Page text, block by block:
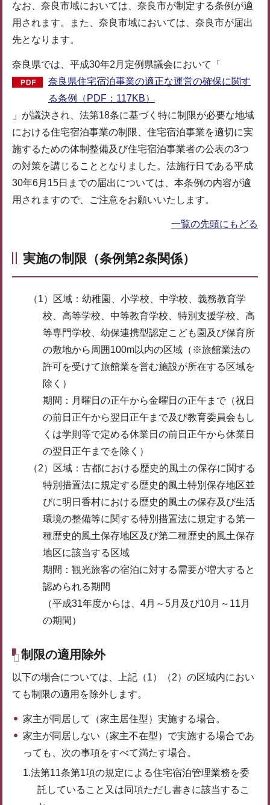
なお、奈良市域においては、奈良市が制定する条例が適
用されます。また、奈良市域においては、奈良市が届出
先となります。
奈良県では、平成30年2月定例県議会において「
奈良県住宅宿泊事業の適正な運営の確保に関す
る条例（PDF：117KB）
」が議決され、法第18条に基づく特に制限が必要な地域
における住宅宿泊事業の制限、住宅宿泊事業を適切に実
施するための体制整備及び住宅宿泊事業者の公表の3つ
の対策を講じることとなりました。法施行日である平成
30年6月15日までの届出については、本条例の内容が適
用されますので、ご注意をお願いいたします。
一覧の先頭にもどる
実施の制限（条例第2条関係）
（1）区域：幼稚園、小学校、中学校、義務教育学
校、高等学校、中等教育学校、特別支援学校、高
等専門学校、幼保連携型認定こども園及び保育所
の敷地から周囲100m以内の区域（※旅館業法の
許可を受けて旅館業を営む施設が所在する区域を
除く）
期間：月曜日の正午から金曜日の正午まで（祝日
の前日正午から翌日正午まで及び教育委員会もし
くは学則等で定める休業日の前日正午から休業日
の翌日正午までを除く）
（2）区域：古都における歴史的風土の保存に関する
特別措置法に規定する歴史的風土特別保存地区並
びに明日香村における歴史的風土の保存及び生活
環境の整備等に関する特別措置法に規定する第一
種歴史的風土保存地区及び第二種歴史的風土保存
地区に該当する区域
期間：観光旅客の宿泊に対する需要が増大すると
認められる期間
（平成31年度からは、4月～5月及び10月～11月
の期間）
制限の適用除外
以下の場合については、上記（1）（2）の区域内におい
ても制限の適用を除外します。
家主が同居して（家主居住型）実施する場合。
家主が同居しない（家主不在型）で実施する場合であ
っても、次の事項をすべて満たす場合。
1.法第11条第1項の規定による住宅宿泊管理業務を委
託していること又は同項ただし書きに該当するこ